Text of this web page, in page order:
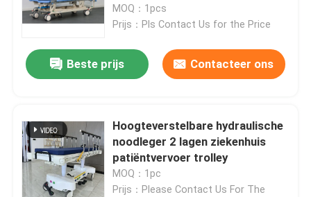
Overdracht roteren
MOQ：1pcs
Prijs：Pls Contact Us for the Price
Beste prijs Contacteer ons
Hoogteverstelbare hydraulische
noodleger 2 lagen ziekenhuis
patiëntvervoer trolley
MOQ：1pc
Prijs：Please Contact Us For The